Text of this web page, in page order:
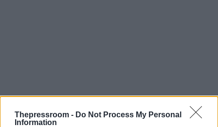
Thepressroom - Do Not Process My Personal
Information